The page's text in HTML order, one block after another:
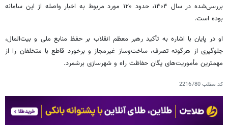
بررسی‌شده در سال ۱۴۰۴، حدود ۱۲۰ مورد مربوط به اخبار واصله از این سامانه
بوده است.
او در پایان با اشاره به تأکید رهبر معظم انقلاب بر حفظ منابع ملی و بیت‌المال،
جلوگیری از هرگونه تصرف، ساخت‌وساز غیرمجاز و برخورد قاطع با متخلفان را از
مهمترین مأموریت‌های یگان حفاظت راه و شهرسازی برشمرد.
کد مطلب2216780